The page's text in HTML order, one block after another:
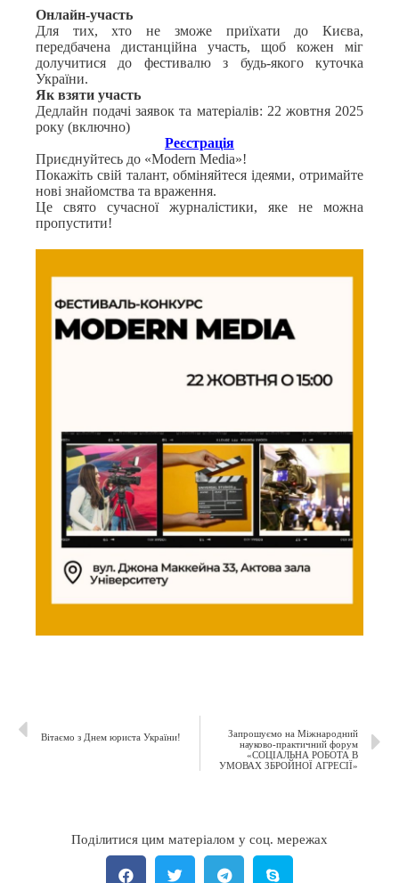
Онлайн-участь
Для тих, хто не зможе приїхати до Києва,
передбачена дистанційна участь, щоб кожен міг
долучитися до фестивалю з будь-якого куточка
України.
Як взяти участь
Дедлайн подачі заявок та матеріалів: 22 жовтня 2025
року (включно)
Реєстрація
Приєднуйтесь до «Modern Media»!
Покажіть свій талант, обміняйтеся ідеями, отримайте
нові знайомства та враження.
Це свято сучасної журналістики, яке не можна
пропустити!
Вітаємо з Днем юриста України!
Запрошуємо на Міжнародний
науково-практичний форум
«СОЦІАЛЬНА РОБОТА В
УМОВАХ ЗБРОЙНОЇ АГРЕСІЇ»
Поділитися цим матеріалом у соц. мережах